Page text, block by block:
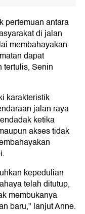
pertemuan antara
di jalan
membahayakan
dapat
tertulis, Senin
karakteristik
jalan raya
ketika
akses tidak
kepedulian
telah ditutup,
membukanya
baru," lanjut Anne.